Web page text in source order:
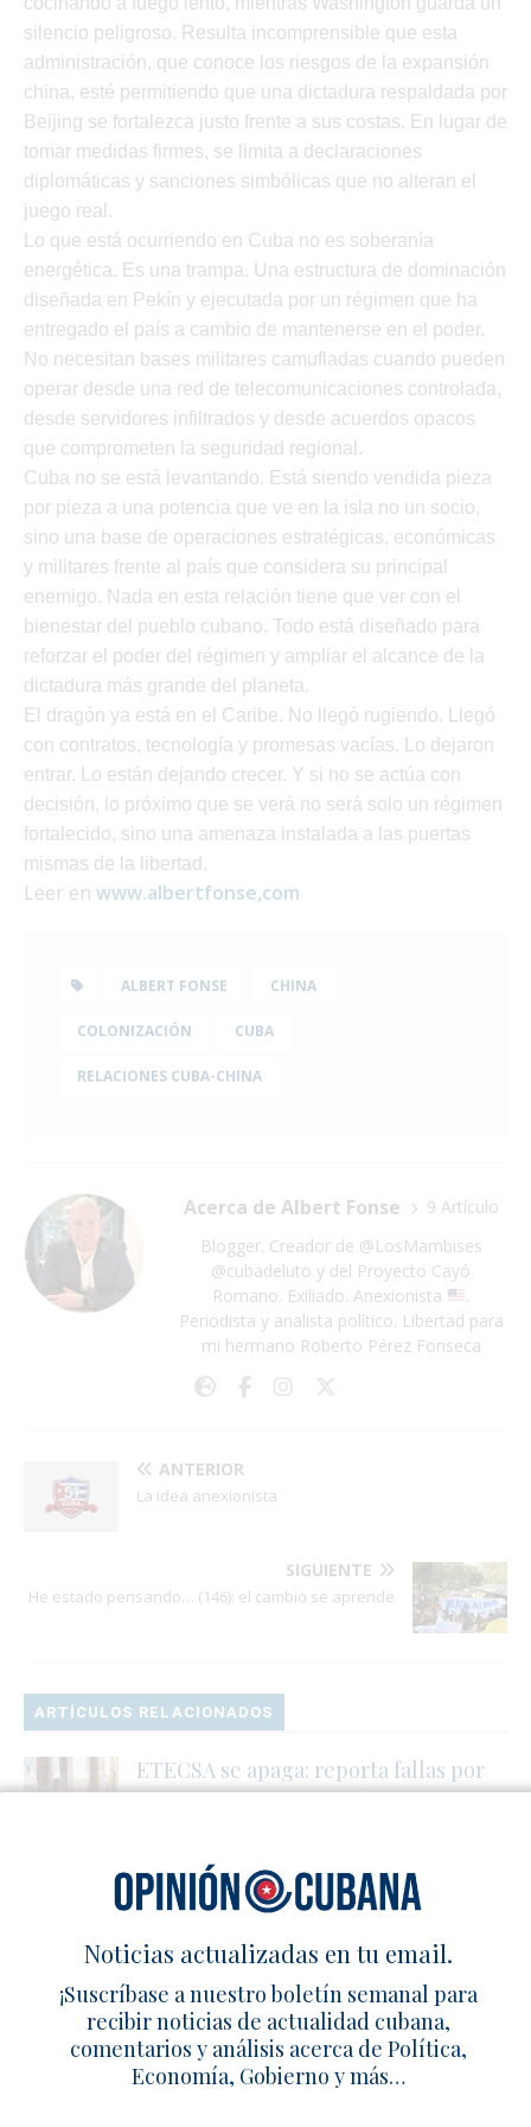
silencio peligroso. Resulta incomprensible que esta
administración, que conoce los riesgos de la expansión
china, esté permitiendo que una dictadura respaldada por
Beijing se fortalezca justo frente a sus costas. En lugar de
tomar medidas firmes, se limita a declaraciones
diplomáticas y sanciones simbólicas que no alteran el
juego real.
Lo que está ocurriendo en Cuba no es soberanía
energética. Es una trampa. Una estructura de dominación
diseñada en Pekín y ejecutada por un régimen que ha
entregado el país a cambio de mantenerse en el poder.
No necesitan bases militares camufladas cuando pueden
operar desde una red de telecomunicaciones controlada,
desde servidores infiltrados y desde acuerdos opacos
que comprometen la seguridad regional.
Cuba no se está levantando. Está siendo vendida pieza
por pieza a una potencia que ve en la isla no un socio,
sino una base de operaciones estratégicas, económicas
y militares frente al país que considera su principal
enemigo. Nada en esta relación tiene que ver con el
bienestar del pueblo cubano. Todo está diseñado para
reforzar el poder del régimen y ampliar el alcance de la
dictadura más grande del planeta.
El dragón ya está en el Caribe. No llegó rugiendo. Llegó
con contratos, tecnología y promesas vacías. Lo dejaron
entrar. Lo están dejando crecer. Y si no se actúa con
decisión, lo próximo que se verá no será solo un régimen
fortalecido, sino una amenaza instalada a las puertas
mismas de la libertad.
Leer en www.albertfonse,com
ALBERT FONSE CHINA
COLONIZACIÓN CUBA
RELACIONES CUBA-CHINA
Acerca de Albert Fonse
9 Artículo
Blogger. Creador de @LosMambises
@cubadeluto y del Proyecto Cayó
Romano. Exiliado. Anexionista
.
Periodista y analista político. Libertad para
mi hermano Roberto Pérez Fonseca
ANTERIOR
La idea anexionista
SIGUIENTE
He estado pensando… (146): el cambio se aprende
ARTÍCULOS RELACIONADOS
ETECSA se apaga: reporta fallas por
apagones
Pelotero cubano César Prieto
abondonó la selección nacional a su
arribo a Estados Unidos
Redacción
Antieconomía castrista: los datos del
2024 no mienten
22 julio 2025
Noticias actualizadas en tu email.
¡Suscríbase a nuestro boletín semanal para
recibir noticias de actualidad cubana,
comentarios y análisis acerca de Política,
Economía, Gobierno y más…